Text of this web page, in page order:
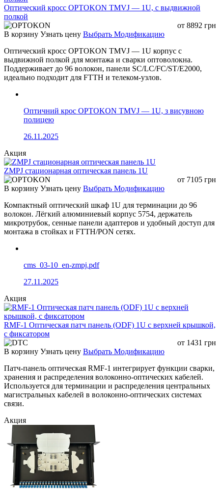
Оптический кросс OPTOKON TMVJ — 1U, с выдвижной
полкой
от 8892 грн
В корзину Узнать цену Выбрать Модификацию
Оптический кросс OPTOKON TMVJ — 1U корпус с
выдвижной полкой для монтажа и сварки оптоволокна.
Поддерживает до 96 волокон, панели SC/LC/FC/ST/E2000,
идеально подходит для FTTH и телеком-узлов.
Оптичний крос OPTOKON TMVJ — 1U, з висувною
полицею
26.11.2025
Акция
ZMPJ стационарная оптическая панель 1U
от 7105 грн
В корзину Узнать цену Выбрать Модификацию
Компактный оптический шкаф 1U для терминации до 96
волокон. Лёгкий алюминиевый корпус 5754, держатель
микротрубок, сенные панели адаптеров и удобный доступ для
монтажа в стойках и FTTH/PON сетях.
cms_03-10_en-zmpj.pdf
27.11.2025
Акция
RMF-1 Оптическая патч панель (ODF) 1U с верхней крышкой,
с фиксатором
от 1431 грн
В корзину Узнать цену Выбрать Модификацию
Патч-панель оптическая RMF-1 интегрирует функции сварки,
хранения и распределения волоконно-оптических кабелей.
Используется для терминации и распределения центральных
магистральных кабелей в волоконно-оптических системах
связи.
Акция